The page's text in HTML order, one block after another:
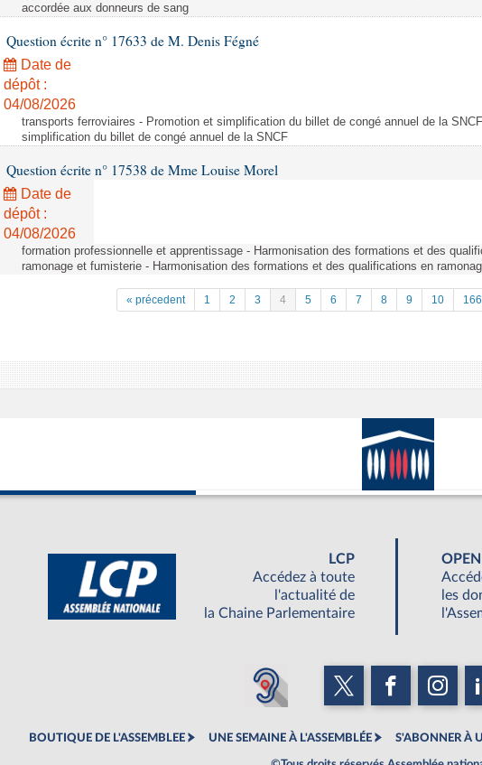
accordée aux donneurs de sang
Question écrite n° 17633 de M. Denis Fégné
Date de
dépôt :
04/08/2026
transports ferroviaires - Promotion et simplification du billet de congé annuel de la
simplification du billet de congé annuel de la SNCF
Question écrite n° 17538 de Mme Louise Morel
Date de
dépôt :
04/08/2026
formation professionnelle et apprentissage - Harmonisation des formations et des
ramonage et fumisterie - Harmonisation des formations et des qualifications en
« précedent 1 2 3 4 5 6 7 8 9 10
LCP
Accédez à toute
l'actualité de
la Chaine Parlementaire
les
BOUTIQUE DE L'ASSEMBLEE UNE SEMAINE À L'ASSEMBLÉE S'ABONNER À